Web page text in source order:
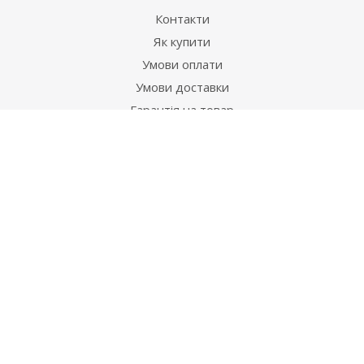
Контакти
Як купити
Умови оплати
Умови доставки
Гарантія на товар